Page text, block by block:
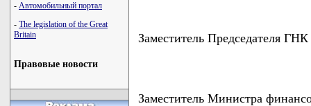
- Автомобильный портал
- The legislation of the Great
Britain
Правовые новости
Заместитель Председателя
Заместитель Министра